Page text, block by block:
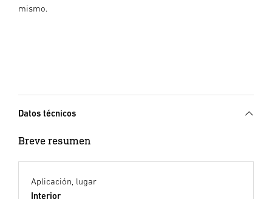
mismo.
Datos técnicos
Breve resumen
Aplicación, lugar
Interior